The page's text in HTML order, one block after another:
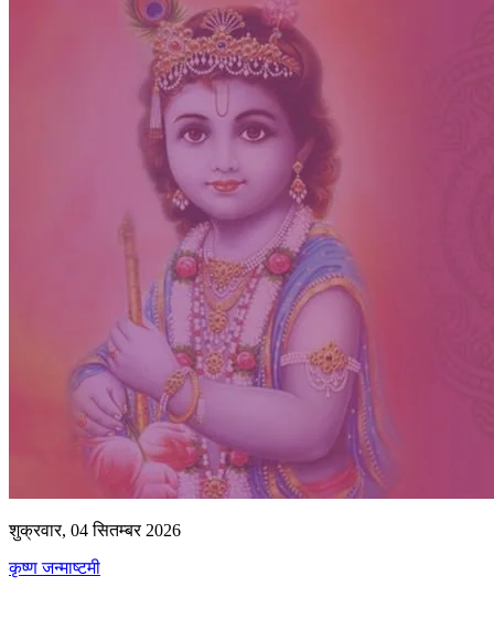
शुक्रवार, 04 सितम्बर 2026
कृष्ण जन्माष्टमी